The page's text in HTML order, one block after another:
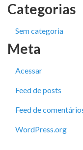
Categorias
Sem categoria
Meta
Acessar
Feed de posts
Feed de
WordPress.org